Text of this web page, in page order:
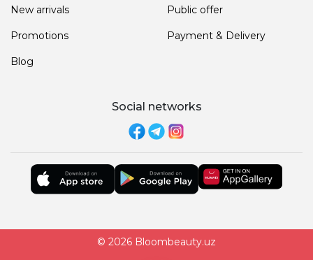
New arrivals
Promotions
Blog
Public offer
Payment & Delivery
Social networks
© 2026 Bloombeauty.uz